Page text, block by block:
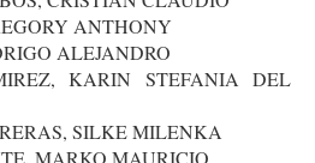
ANTHONY
ALEJANDRO
KARIN STEFANIA DEL
SILKE MILENKA
MARKO MAURICIO